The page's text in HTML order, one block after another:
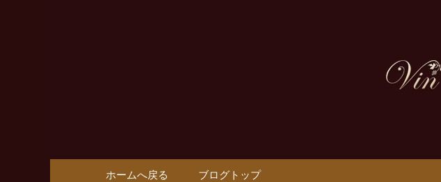
Vin樹亭ニュース
コンテンツへ移動
ホームへ戻る ブログトップ